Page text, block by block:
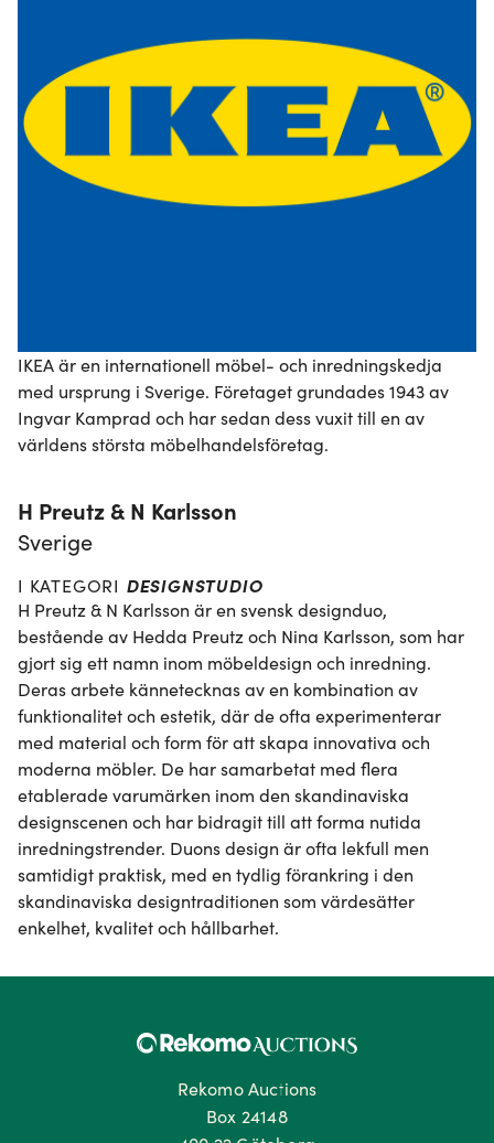
IKEA är en internationell möbel- och inredningskedja
med ursprung i Sverige. Företaget grundades 1943 av
Ingvar Kamprad och har sedan dess vuxit till en av
världens största möbelhandelsföretag.
H Preutz & N Karlsson
Sverige
I KATEGORI DESIGNSTUDIO
H Preutz & N Karlsson är en svensk designduo,
bestående av Hedda Preutz och Nina Karlsson, som har
gjort sig ett namn inom möbeldesign och inredning.
Deras arbete kännetecknas av en kombination av
funktionalitet och estetik, där de ofta experimenterar
med material och form för att skapa innovativa och
moderna möbler. De har samarbetat med flera
etablerade varumärken inom den skandinaviska
designscenen och har bidragit till att forma nutida
inredningstrender. Duons design är ofta lekfull men
samtidigt praktisk, med en tydlig förankring i den
skandinaviska designtraditionen som värdesätter
enkelhet, kvalitet och hållbarhet.
Rekomo Auctions
Box 24148